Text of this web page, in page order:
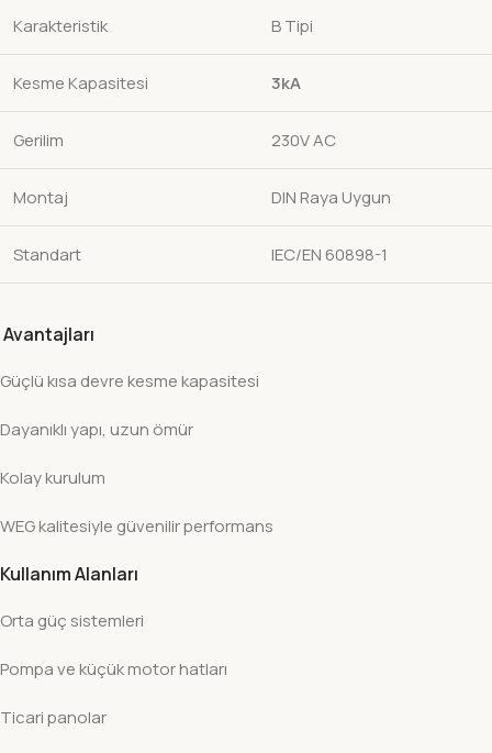
Karakteristik B Tipi
Kesme Kapasitesi 3kA
Gerilim 230V AC
Montaj DIN Raya Uygun
Standart IEC/EN 60898-1
Avantajları
Güçlü kısa devre kesme kapasitesi
Dayanıklı yapı, uzun ömür
Kolay kurulum
WEG kalitesiyle güvenilir performans
Kullanım Alanları
Orta güç sistemleri
Pompa ve küçük motor hatları
Ticari panolar